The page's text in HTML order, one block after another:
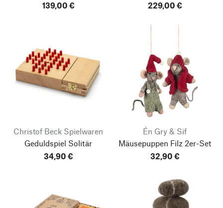
139,00 €
229,00 €
Christof Beck Spielwaren
Geduldspiel Solitär
34,90 €
Én Gry & Sif
Mäusepuppen Filz 2er-Set
32,90 €